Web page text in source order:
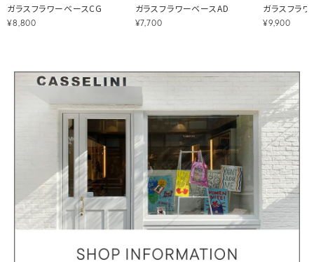
ガラスフラワーベースCG
¥8,800
ガラスフラワーベースAD
¥7,700
ガラスフラ
¥9,900